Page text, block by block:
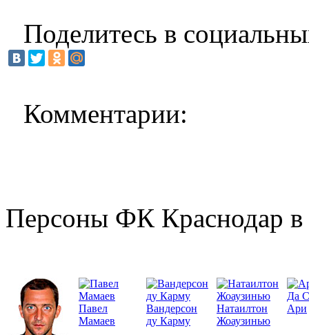
Поделитесь в
Комментарии:
Персоны ФК Краснодар в
Павел
Мамаев
Вандерсон
ду Карму
Натаилтон
Жоаузинью
Да
Ари